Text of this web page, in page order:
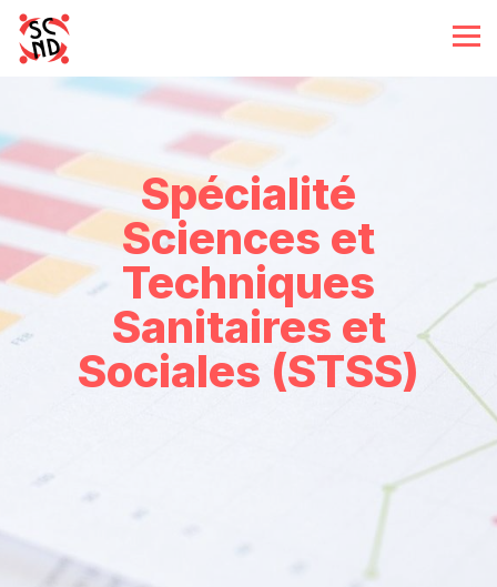
Spécialité
Sciences et
Techniques
Sanitaires et
Sociales (STSS)